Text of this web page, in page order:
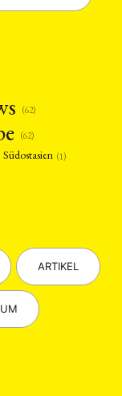
(62)
(62)
Südostasien (1)
ARTIKEL